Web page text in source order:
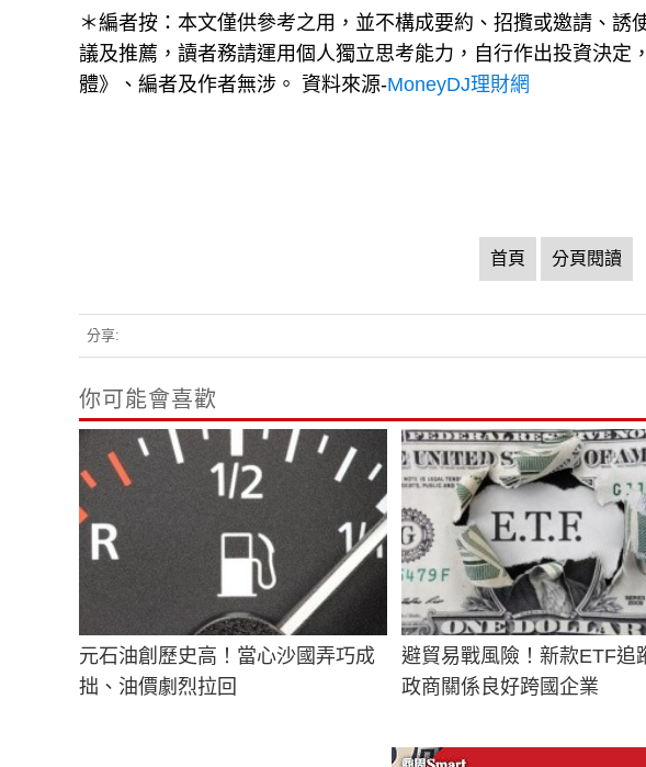
＊編者按：本文僅供參考之用，並不構成要約、招攬或邀請、誘
議及推薦，讀者務請運用個人獨立思考能力，自行作出投資決定
體》、編者及作者無涉。 資料來源-MoneyDJ理財網
首頁 分頁閱讀
分享:
你可能會喜歡
元石油創歷史高！當心沙國弄巧成
拙、油價劇烈拉回
避貿易戰風險！新款ETF追
政商關係良好跨國企業